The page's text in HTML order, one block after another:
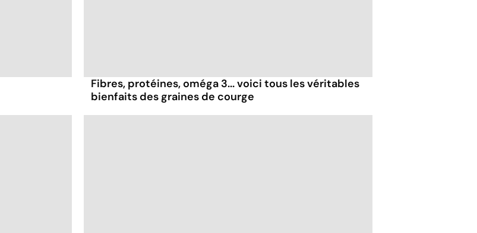
Fibres, protéines, oméga 3... voici tous les véritables
bienfaits des graines de courge